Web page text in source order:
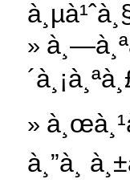
»
»
à¸”à¸